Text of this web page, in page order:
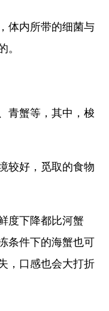
内所带的细菌与
。
蟹等，其中，梭
好，觅取的食物
下降都比河蟹
条件下的海蟹也可
，口感也会大打折